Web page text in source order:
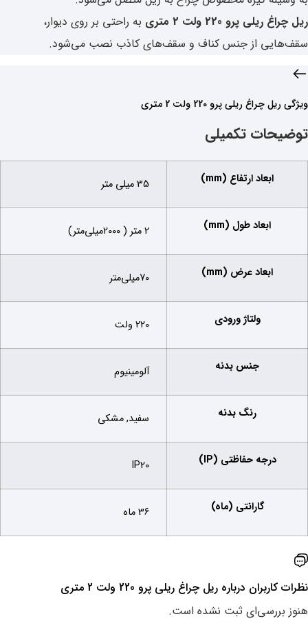
ریل چراغ ریلی پرو 220 ولت 2 متری
به راحتی بر روی دیوار،
سقف‌هایی از جنس کناف و سقف‌های کاذب نصب می‌شود.
ویژگی‌ ریل چراغ ریلی پرو 220 ولت 2 متری
توضیحات تکمیلی
ابعاد ارتفاع (mm) 35 میلی متر
ابعاد طول (mm) 2 متر ( 2000میلی‌متر)
ابعاد عرض (mm) 70میلی‌متر
ولتاژ ورودی 220 ولت
جنس بدنه آلومینیوم
رنگ بدنه سفید, مشکی
درجه حفاظتی (IP) IP20
گارانتی (ماه) 36 ماه
نظرات کاربران درباره ‌ریل چراغ ریلی پرو 220 ولت 2 متری
هنوز بررسی‌ای ثبت نشده است.